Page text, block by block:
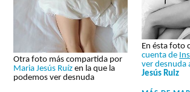
Otra foto más compartida por
Maria Jesús Ruíz en la que la
podemos ver desnuda
En ésta foto
cuenta de
ver desnuda
Jesús Ruiz